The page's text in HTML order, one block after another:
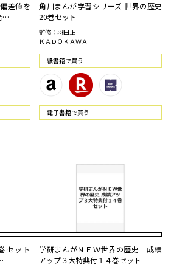
差値を
…
角川まんが学習シリーズ 世界の歴史
20巻セット
監修：羽田正
ＫＡＤＯＫＡＷＡ
紙書籍で買う
電⼦書籍で買う
セット
学研まんがＮＥＷ世界の歴史 成績
アップ３大特典付１４巻セット